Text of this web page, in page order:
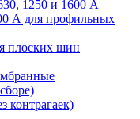
1250 и 1600 А
А для профильных
плоских шин
контрагаек)